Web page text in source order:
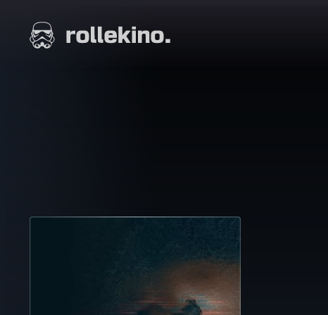
suoraan
sisältöön
Elokuvat ja elokuva-arviot | Rollekino.fi